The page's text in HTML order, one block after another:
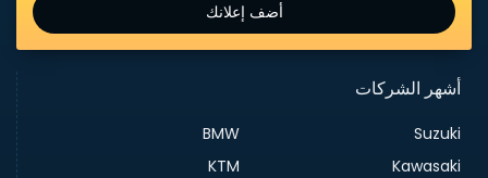
أضف إعلانك
أشهر الشركات
Suzuki
BMW
Kawasaki
KTM